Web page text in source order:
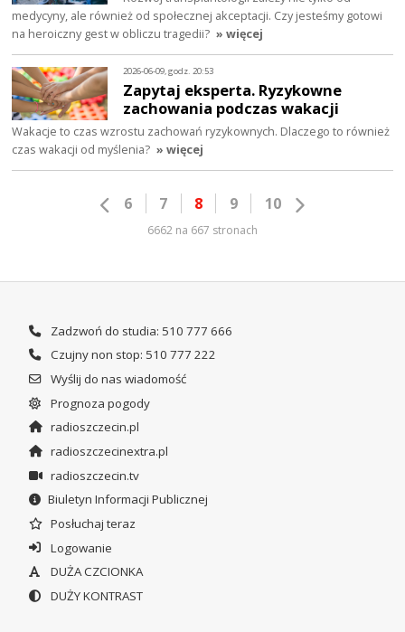
medycyny, ale również od społecznej akceptacji. Czy jesteśmy gotowi
na heroiczny gest w obliczu tragedii? » więcej
2026-06-09, godz. 20:53
Zapytaj eksperta. Ryzykowne
zachowania podczas wakacji
Wakacje to czas wzrostu zachowań ryzykownych. Dlaczego to również
czas wakacji od myślenia? » więcej
6 7 8 9 10
6662 na 667 stronach
Zadzwoń do studia: 510 777 666
Czujny non stop: 510 777 222
Wyślij do nas wiadomość
Prognoza pogody
radioszczecin.pl
radioszczecinextra.pl
radioszczecin.tv
Biuletyn Informacji Publicznej
Posłuchaj teraz
Logowanie
DUŻA CZCIONKA
DUŻY KONTRAST